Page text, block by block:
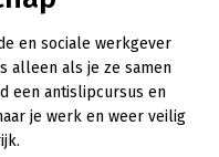
en sociale werkgever
alleen als je ze samen
een antislipcursus en
je werk en weer veilig